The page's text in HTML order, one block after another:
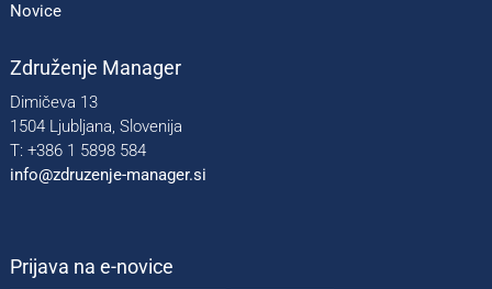
Novice
Združenje Manager
Dimičeva 13
1504 Ljubljana, Slovenija
T: +386 1 5898 584
info@zdruzenje-manager.si
Prijava na e-novice